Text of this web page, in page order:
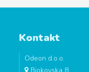
Kontakt
Odeon d.o.o.